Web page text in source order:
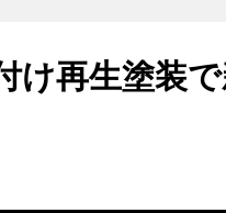
け再生塗装